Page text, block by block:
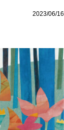
2023/06/16